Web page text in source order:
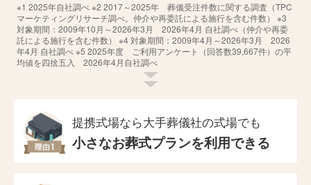
※1 2025年自社調べ ※2 2017～2025年 葬儀受注件数に関する調査（TPC
マーケティングリサーチ調べ。仲介や再委託による施行を含む件数） ※3
対象期間：2009年10月～2026年3月 2026年4月 自社調べ（仲介や再委
託による施行を含む件数） ※4 対象期間：2009年4月～2026年3月 2026
年4月 自社調べ ※5 2025年度 ご利用アンケート（回答数39,667件）の平
均値を四捨五入 2026年4月自社調べ
提携式場なら大手葬儀社の式場でも
小さなお葬式プランを利用できる